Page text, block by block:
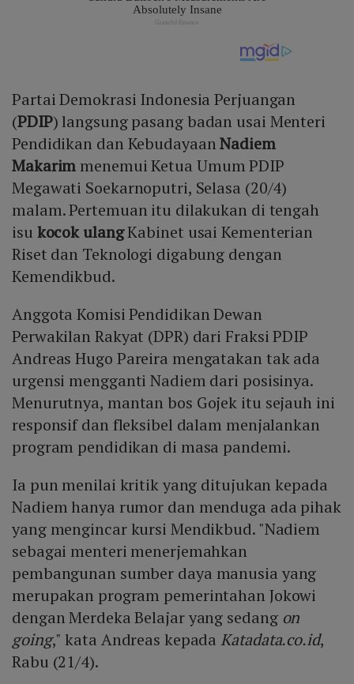
Partai Demokrasi Indonesia Perjuangan
(PDIP) langsung pasang badan usai Menteri
Pendidikan dan KebudayaanNadiem
Makarim menemui Ketua Umum PDIP
Megawati Soekarnoputri, Selasa (20/4)
malam. Pertemuan itu dilakukan di tengah
isu kocok ulangKabinet usai Kementerian
Riset dan Teknologi digabung dengan
Kemendikbud.
Anggota Komisi Pendidikan Dewan
Perwakilan Rakyat (DPR) dari Fraksi PDIP
Andreas Hugo Pareira mengatakan tak ada
urgensi mengganti Nadiem dari posisinya.
Menurutnya, mantan bos Gojek itu sejauh ini
responsif dan fleksibel dalam menjalankan
program pendidikan di masa pandemi.
Ia pun menilai kritik yang ditujukan kepada
Nadiem hanya rumor dan menduga ada pihak
yang mengincar kursi Mendikbud. "Nadiem
sebagai menteri menerjemahkan
pembangunan sumber daya manusia yang
merupakan program pemerintahan Jokowi
dengan Merdeka Belajar yang sedang on
going," kata Andreas kepada Katadata.co.id,
Rabu (21/4).